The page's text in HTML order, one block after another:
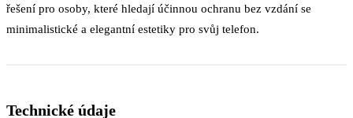
řešení pro osoby, které hledají účinnou ochranu bez vzdání se
minimalistické a elegantní estetiky pro svůj telefon.
Technické údaje